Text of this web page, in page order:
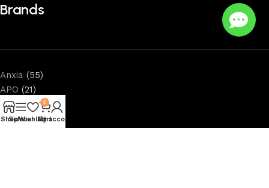
Brands
Anxia (55)
APO (21)
Arenti(5)
Eight(70)
ShopSidebar
Wishlist
0
Cart
My account